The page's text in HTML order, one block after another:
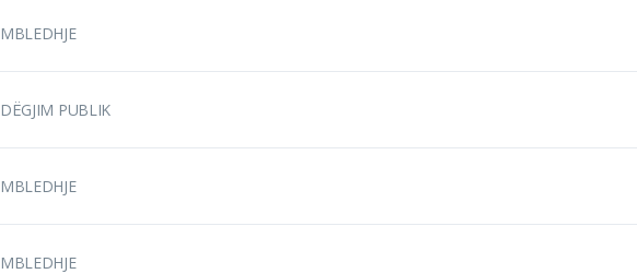
MBLEDHJE
DËGJIM PUBLIK
MBLEDHJE
MBLEDHJE